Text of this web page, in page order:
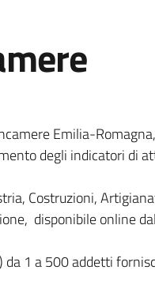
Emilia-
degli indicatori di
Costruzioni,
disponibile online
1 a 500 addetti